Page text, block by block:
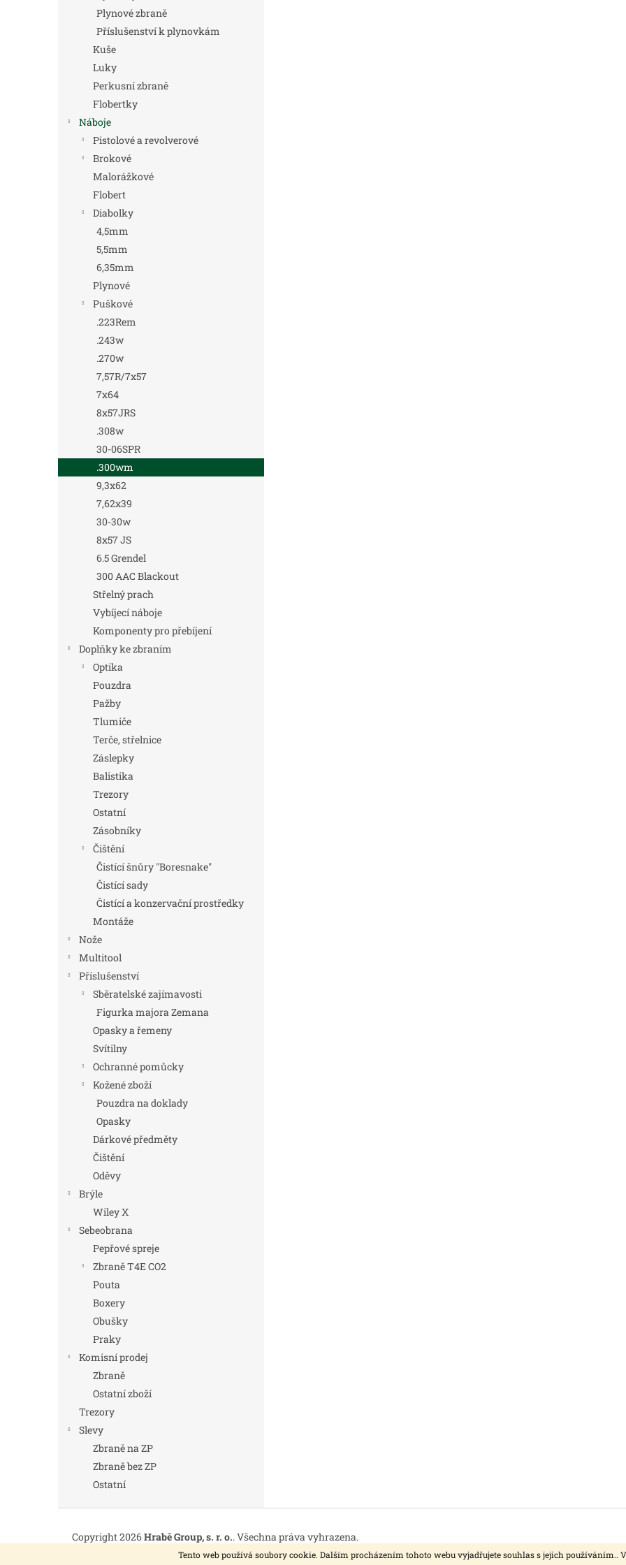
Tento web používá soubory cookie. Dalším procházením tohoto webu vyjadřujete souhlas s jejich používáním..
Plynové zbraně
Příslušenství k plynovkám
Kuše
Luky
Perkusní zbraně
Flobertky
Náboje
Pistolové a revolverové
Brokové
Malorážkové
Flobert
Diabolky
4,5mm
5,5mm
6,35mm
Plynové
Puškové
.223Rem
.243w
.270w
7,57R/7x57
7x64
8x57JRS
.308w
30-06SPR
.300wm
9,3x62
7,62x39
30-30w
8x57 JS
6.5 Grendel
300 AAC Blackout
Střelný prach
Vybíjecí náboje
Komponenty pro přebíjení
Doplňky ke zbraním
Optika
Pouzdra
Pažby
Tlumiče
Terče, střelnice
Záslepky
Balistika
Trezory
Ostatní
Zásobníky
Čištění
Čistící šnůry "Boresnake"
Čistící sady
Čistící a konzervační prostředky
Montáže
Nože
Multitool
Příslušenství
Sběratelské zajímavosti
Figurka majora Zemana
Opasky a řemeny
Svítilny
Ochranné pomůcky
Kožené zboží
Pouzdra na doklady
Opasky
Dárkové předměty
Čištění
Oděvy
Brýle
Wiley X
Sebeobrana
Pepřové spreje
Zbraně T4E CO2
Pouta
Boxery
Obušky
Praky
Komisní prodej
Zbraně
Ostatní zboží
Trezory
Slevy
Zbraně na ZP
Zbraně bez ZP
Ostatní
p
Copyright 2026Hrabě Group, s. r. o.. Všechna práva vyhrazena.